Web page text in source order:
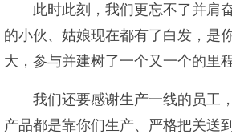
此时此刻，我们更忘不了并肩
的小伙、姑娘现在都有了白发，是
大，参与并建树了一个又一个的里
我们还要感谢生产一线的员工
产品都是靠你们生产、严格把关送